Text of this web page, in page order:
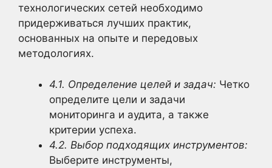
технологических сетей необходимо
придерживаться лучших практик,
основанных на опыте и передовых
методологиях.
4.1. Определение целей и задач: Четко
определите цели и задачи
мониторинга и аудита, а также
критерии успеха.
4.2. Выбор подходящих инструментов:
Выберите инструменты,